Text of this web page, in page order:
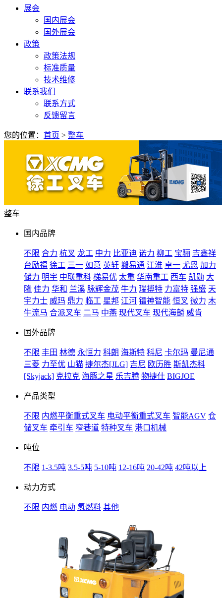
展会
国内展会
国外展会
政策
政策法规
标准质量
技术维修
联系我们
联系方式
反馈留言
您的位置： 首页 > 整车
整车
国内品牌
不限 合力 杭叉 龙工 中力 比亚迪 诺力 柳工 宝骊 吉鑫祥
台励福 徐工 三一 如意 英轩 搬易通 江淮 卓一 尤恩 加力
储力 明宇 中联重科 梯易优 太重 华南重工 西车 凯勋 大
隆 佳力 华和 兰溪 脉辉金茂 牛力 瑞搏特 力富特 强盛 天
宇力士 威玛 鼎力 临工 星邦 江河 镭神智能 恒叉 微力 木
牛流马 合派叉车 二马 中燕 现代叉车 现代海麟 威肯
国外品牌
不限 丰田 林德 永恒力 科朗 海斯特 科尼 卡尔玛 曼尼通
三菱 力至优 山猫 捷尔杰[JLG] 吉尼 欧历胜 斯凯杰科
[Skyjack] 克拉克 海豚之星 乐吉腾 物捷仕 BIGJOE
产品类型
不限 内燃平衡重式叉车 电动平衡重式叉车 智能AGV 仓
储叉车 牵引车 窄巷道 特种叉车 港口机械
吨位
不限 1-3.5吨 3.5-5吨 5-10吨 12-16吨 20-42吨 42吨以上
动力方式
不限 内燃 电动 氢燃料 其他